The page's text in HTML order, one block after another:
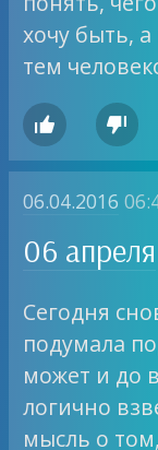
хочу быть,
тем
 
06.04.2016
06 апреля
Сегодня
подумала
может и до
логично
мысль о